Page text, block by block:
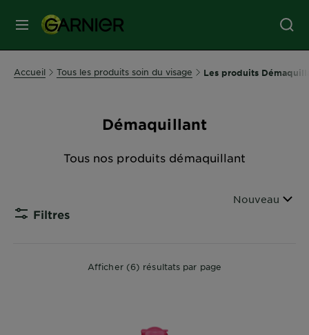
MENU
SOINS
CHEVEUX
Accueil Tous les produits soin du visage Les produits
Démaquillant
Tous nos produits démaquillant
Filtres
Filtrer par
Nouveau
Afficher (6) résultats par page